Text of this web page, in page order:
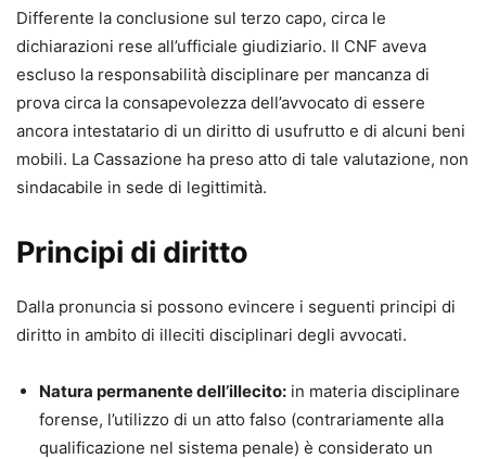
Differente la conclusione sul terzo capo, circa le
dichiarazioni rese all’ufficiale giudiziario. Il CNF aveva
escluso la responsabilità disciplinare per mancanza di
prova circa la consapevolezza dell’avvocato di essere
ancora intestatario di un diritto di usufrutto e di alcuni beni
mobili. La Cassazione ha preso atto di tale valutazione, non
sindacabile in sede di legittimità.
Principi di diritto
Dalla pronuncia si possono evincere i seguenti principi di
diritto in ambito di illeciti disciplinari degli avvocati.
Natura permanente dell’illecito: in materia disciplinare
forense, l’utilizzo di un atto falso (contrariamente alla
qualificazione nel sistema penale) è considerato un